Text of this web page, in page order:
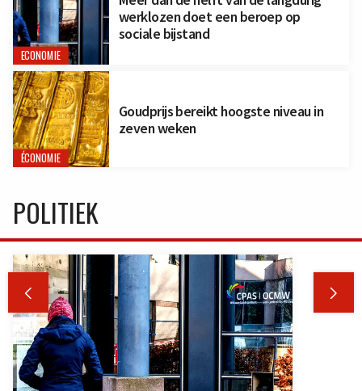
ECONOMIE
werklozen doet een beroep op
sociale bijstand
ÉCONOMIE
Goudprijs bereikt hoogste niveau in
zeven weken
POLITIEK
 